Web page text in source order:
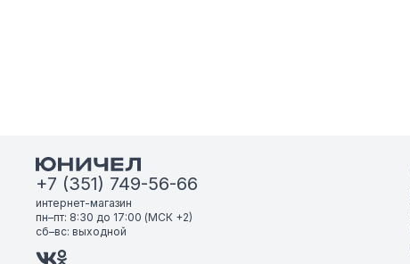
+7 (351) 749-56-66
интернет-магазин
пн–пт: 8:30 до 17:00 (МСК +2)
сб–вс: выходной